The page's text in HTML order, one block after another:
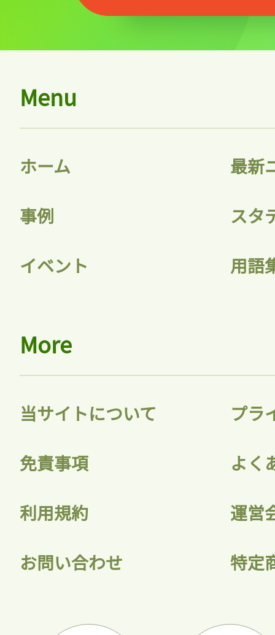
記事をお気に入りに
会員登録
Menu
ホーム 最新
事例 スタ
イベント 用語
More
当サイトについて プラ
免責事項 よく
利用規約 運営
お問い合わせ 特定